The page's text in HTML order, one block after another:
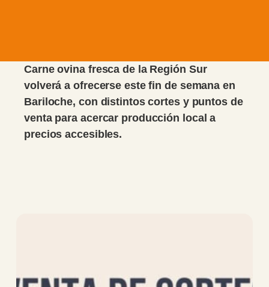
Carne ovina fresca de la Región Sur
volverá a ofrecerse este fin de semana en
Bariloche, con distintos cortes y puntos de
venta para acercar producción local a
precios accesibles.